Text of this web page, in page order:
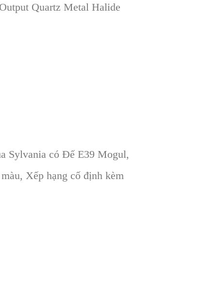
Quartz Metal Halide
Sylvania có Đế E39 Mogul,
Xếp hạng cố định kèm